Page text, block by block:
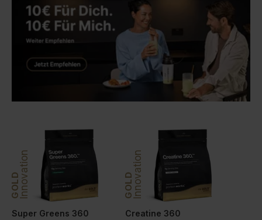
GOLDInnovation
Super Greens 360
GOLDInnovation
Creatine 360